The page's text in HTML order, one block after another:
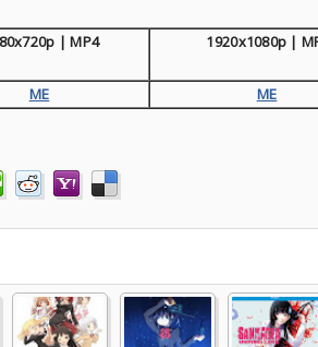
| MP4 1920x1080p |
ME ME